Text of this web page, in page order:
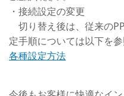
・接続設定の変更
切り替え後は、従来の
定手順については以下を参
各種設定方法